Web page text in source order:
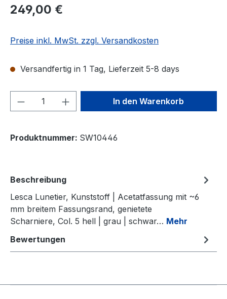
Regulärer Preis:
249,00 €
Preise inkl. MwSt. zzgl. Versandkosten
Versandfertig in 1 Tag, Lieferzeit 5-8 days
Produkt Anzahl: Gib denIn den Warenkorb
Produktnummer: SW10446
Beschreibung
Lesca Lunetier, Kunststoff | Acetatfassung mit ~6
mm breitem Fassungsrand, genietete
Scharniere, Col. 5 hell | grau | schwar… Mehr
Bewertungen